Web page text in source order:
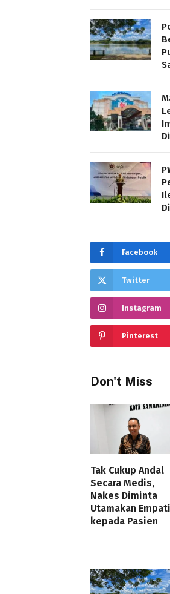
Facebook
Twitter
Instagram
Pinterest
Don't Miss
Tak Cukup Andal
Secara Medis,
Nakes Diminta
Utamakan Empati
kepada Pasien